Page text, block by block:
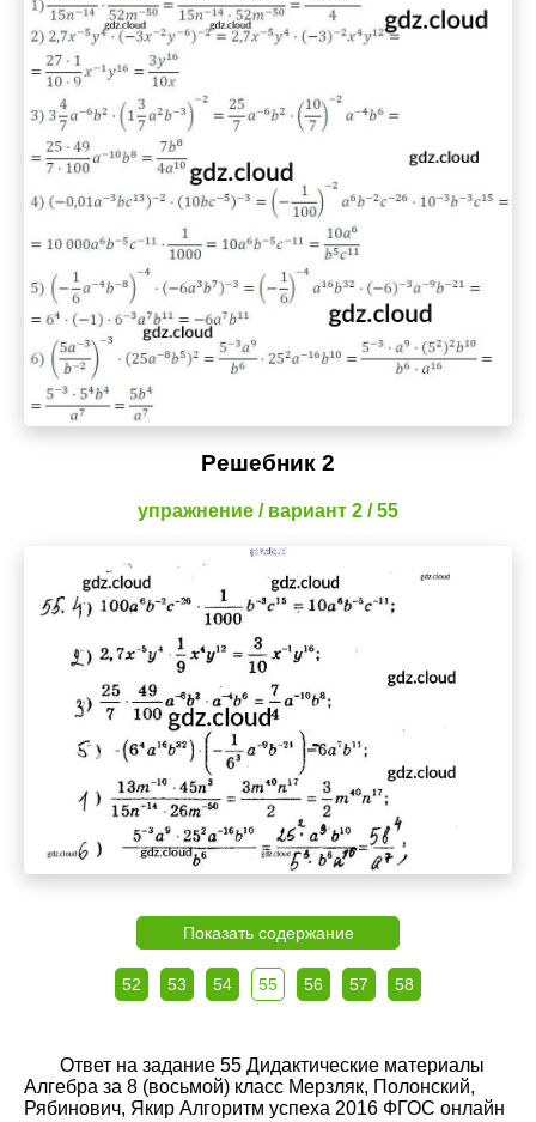
Решебник 2
упражнение / вариант 2 / 55
Показать содержание
52 53 54 55 56 57 58
Ответ на задание 55 Дидактические материалы
Алгебра за 8 (восьмой) класс Мерзляк, Полонский,
Рябинович, Якир Алгоритм успеха 2016 ФГОС онлайн